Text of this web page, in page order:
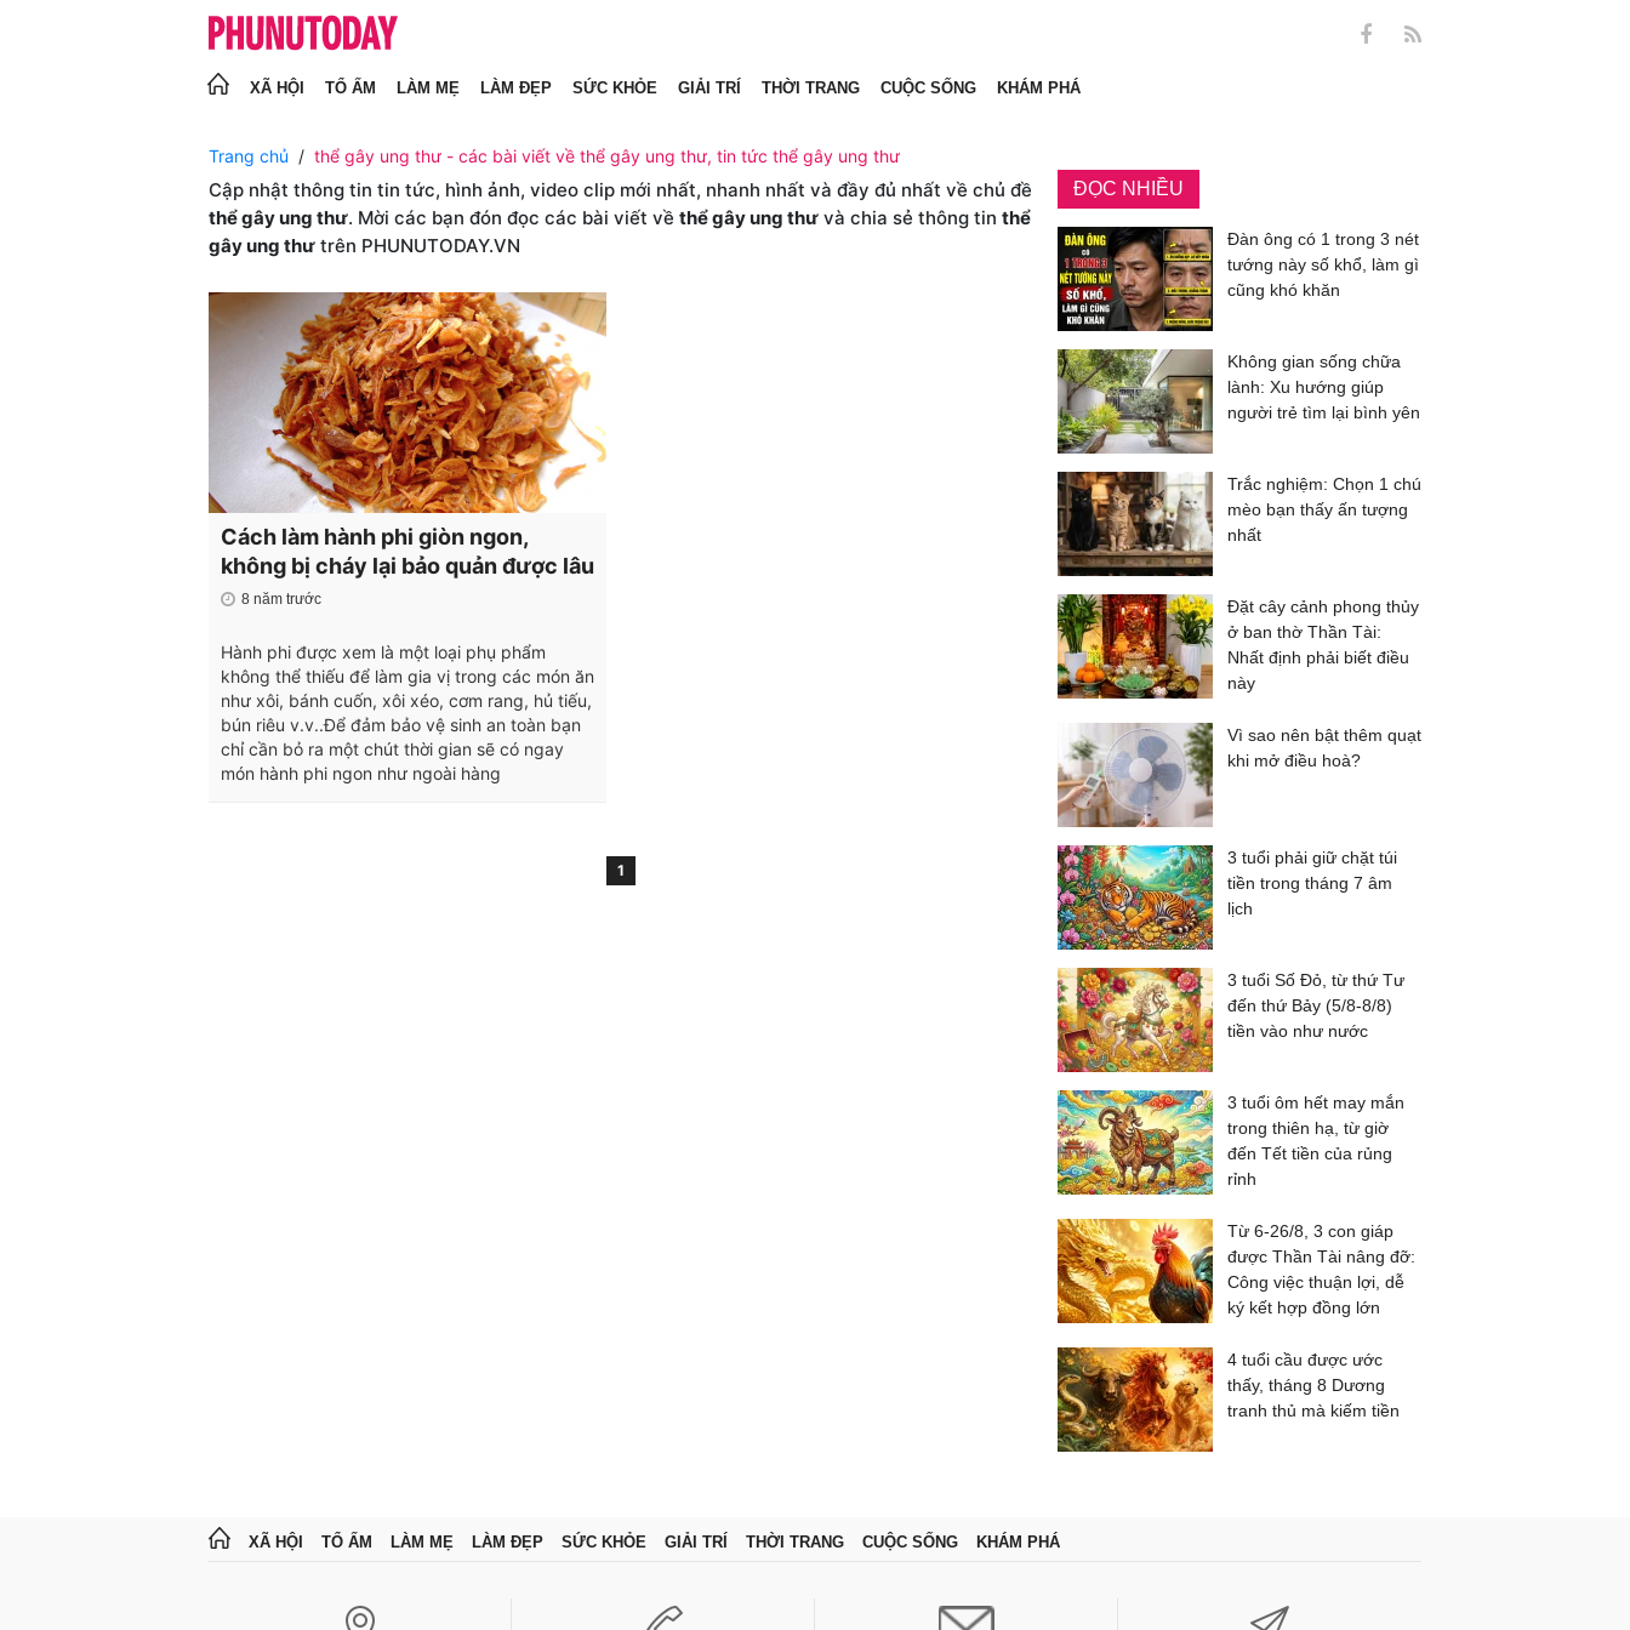
XÃ HỘI TỔ ẤM LÀM MẸ LÀM ĐẸP SỨC KHỎE GIẢI TRÍ THỜI TRANG CUỘC SỐNG KHÁM PHÁ
Trang chủ thể gây ung thư - các bài viết về thể gây ung thư, tin tức thể gây ung thư
Cập nhật thông tin tin tức, hình ảnh, video clip mới nhất, nhanh nhất và đầy đủ nhất về chủ đề
thể gây ung thư. Mời các bạn đón đọc các bài viết về thể gây ung thư và chia sẻ thông tin thể
gây ung thư trên PHUNUTODAY.VN
Cách làm hành phi giòn ngon,
không bị cháy lại bảo quản được lâu
8 năm trước
Hành phi được xem là một loại phụ phẩm
không thể thiếu để làm gia vị trong các món ăn
như xôi, bánh cuốn, xôi xéo, cơm rang, hủ tiếu,
bún riêu v.v..Để đảm bảo vệ sinh an toàn bạn
chỉ cần bỏ ra một chút thời gian sẽ có ngay
món hành phi ngon như ngoài hàng
1
ĐỌC NHIỀU
Đàn ông có 1 trong 3 nét
tướng này số khổ, làm gì
cũng khó khăn
Không gian sống chữa
lành: Xu hướng giúp
người trẻ tìm lại bình yên
Trắc nghiệm: Chọn 1 chú
mèo bạn thấy ấn tượng
nhất
Đặt cây cảnh phong thủy
ở ban thờ Thần Tài:
Nhất định phải biết điều
này
Vì sao nên bật thêm quạt
khi mở điều hoà?
3 tuổi phải giữ chặt túi
tiền trong tháng 7 âm
lịch
3 tuổi Số Đỏ, từ thứ Tư
đến thứ Bảy (5/8-8/8)
tiền vào như nước
3 tuổi ôm hết may mắn
trong thiên hạ, từ giờ
đến Tết tiền của rủng
rỉnh
Từ 6-26/8, 3 con giáp
được Thần Tài nâng đỡ:
Công việc thuận lợi, dễ
ký kết hợp đồng lớn
4 tuổi cầu được ước
thấy, tháng 8 Dương
tranh thủ mà kiếm tiền
XÃ HỘI TỔ ẤM LÀM MẸ LÀM ĐẸP SỨC KHỎE GIẢI TRÍ THỜI TRANG CUỘC SỐNG KHÁM PHÁ